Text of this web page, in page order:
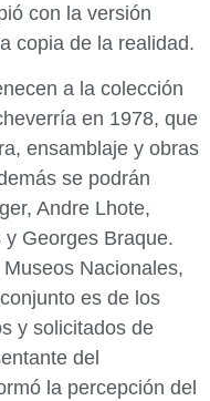
con la versión
copia de la realidad.
a la colección
en 1978, que
ensamblaje y obras
se podrán
Andre Lhote,
Georges Braque.
Nacionales,
es de los
y solicitados de
del
la percepción del